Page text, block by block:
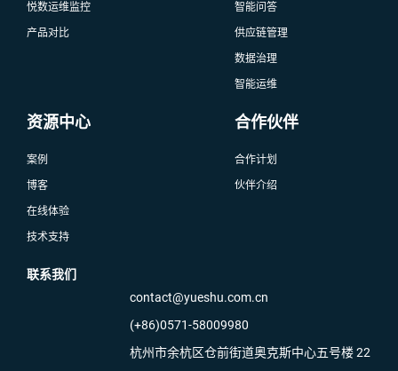
联系我们
contact@yueshu.com.cn
(+86)0571-58009980
杭州市余杭区仓前街道奥克斯中心五号楼 22
悦数运维监控
产品对比
智能问答
供应链管理
数据治理
智能运维
资源中心
案例
博客
在线体验
技术支持
合作伙伴
合作计划
伙伴介绍